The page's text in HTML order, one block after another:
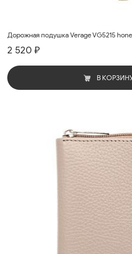
Дорожная подушка Verage VG5215
2 520 ₽
В